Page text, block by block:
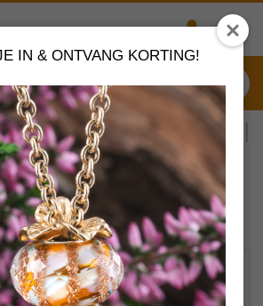
IN & ONTVANG KORTING!
Trollbeads Dubbel